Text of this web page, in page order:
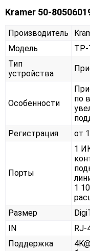
Kramer 50-
Производитель
Модель
TP-
Тип
устройства
Особенности
по
Регистрация
от
Порты
1
1
Размер
IN
RJ-
Поддержка